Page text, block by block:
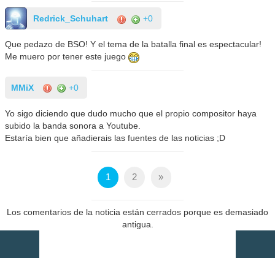
Redrick_Schuhart +0
Que pedazo de BSO! Y el tema de la batalla final es espectacular!
Me muero por tener este juego
MMiX +0
Yo sigo diciendo que dudo mucho que el propio compositor haya
subido la banda sonora a Youtube.
Estaría bien que añadierais las fuentes de las noticias ;D
1 2 »
Los comentarios de la noticia están cerrados porque es demasiado
antigua.